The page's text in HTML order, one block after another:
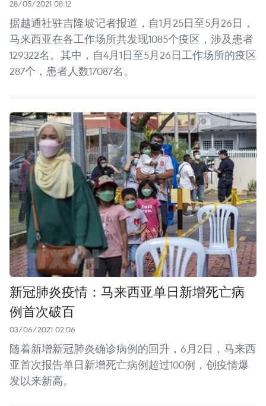
28/05/2021 08:12
据越通社驻吉隆坡记者报道，自1月25日至5月26日，
马来西亚在各工作场所共发现1085个疫区，涉及患者
129322名。其中，自4月1日至5月26日工作场所的疫区
287个，患者人数17087名。
新冠肺炎疫情：马来西亚单日新增死亡病
例首次破百
03/06/2021 02:06
随着新增新冠肺炎确诊病例的回升，6月2日，马来西
亚首次报告单日新增死亡病例超过100例，创疫情爆
发以来新高。